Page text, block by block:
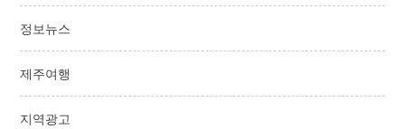
정보뉴스
제주여행
지역광고